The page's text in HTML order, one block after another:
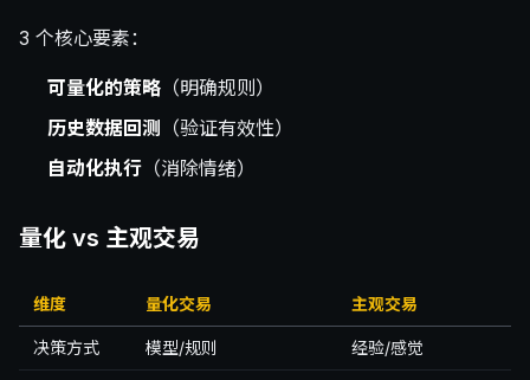
3 个核心要素：
可量化的策略 （明确规则）
历史数据回测 （验证有效性）
自动化执行 （消除情绪）
量化 vs 主观交易
维度 量化交易 主观交易
决策方式 模型/规则 经验/感觉